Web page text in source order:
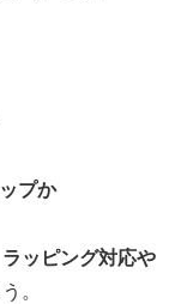
プか
ラッピング対応や
。